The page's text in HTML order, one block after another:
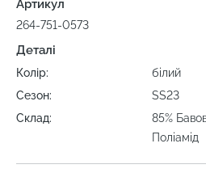
Артикул
264-751-0573
Деталі
Колір:
білий
Сезон:
SS23
Склад:
85%
Поліамід